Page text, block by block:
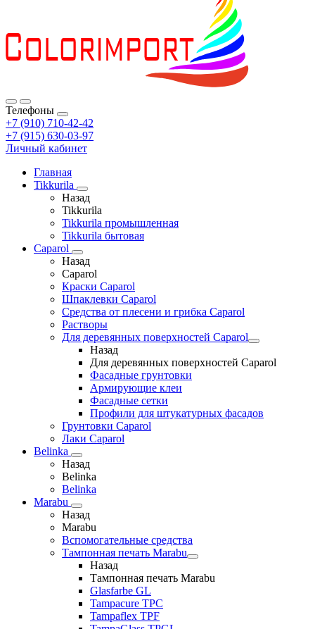
Телефоны
+7 (910) 710-42-42
+7 (915) 630-03-97
Личный кабинет
Главная
Tikkurila
Назад
Tikkurila
Tikkurila промышленная
Tikkurila бытовая
Caparol
Назад
Caparol
Краски Caparol
Шпаклевки Caparol
Средства от плесени и грибка Caparol
Растворы
Для деревянных поверхностей Caparol
Назад
Для деревянных поверхностей Caparol
Фасадные грунтовки
Армирующие клеи
Фасадные сетки
Профили для штукатурных фасадов
Грунтовки Caparol
Лаки Caparol
Belinka
Назад
Belinka
Belinka
Marabu
Назад
Marabu
Вспомогательные средства
Тампонная печать Marabu
Назад
Тампонная печать Marabu
Glasfarbe GL
Tampacure TPC
Tampaflex TPF